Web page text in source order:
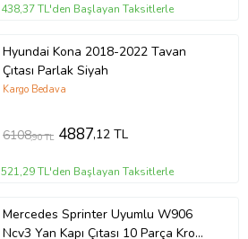
438,37 TL'den Başlayan Taksitlerle
Hyundai Kona 2018-2022 Tavan
Çıtası Parlak Siyah
Kargo Bedava
6108,90 TL 4887,12 TL
521,29 TL'den Başlayan Taksitlerle
Mercedes Sprinter Uyumlu W906
Ncv3 Yan Kapı Çıtası 10 Parça Krom